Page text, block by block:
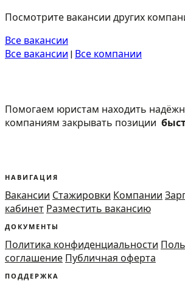
Посмотрите вакансии других
Все вакансии
Все вакансии | Все компании
Помогаем юристам находить
компаниям закрывать позиции
НАВИГАЦИЯ
Вакансии Стажировки Компании
кабинет Разместить вакансию
ДОКУМЕНТЫ
Политика конфиденциальности
соглашение Публичная оферта
ПОДДЕРЖКА